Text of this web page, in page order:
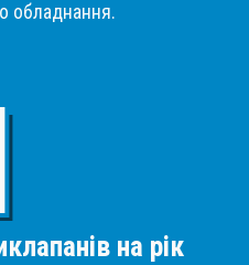
обладнання.
на рік